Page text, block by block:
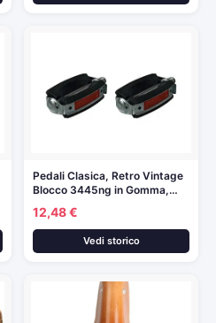
Pedali Clasica, Retro Vintage
Blocco 3445ng in Gomma,…
12,48 €
Vedi storico